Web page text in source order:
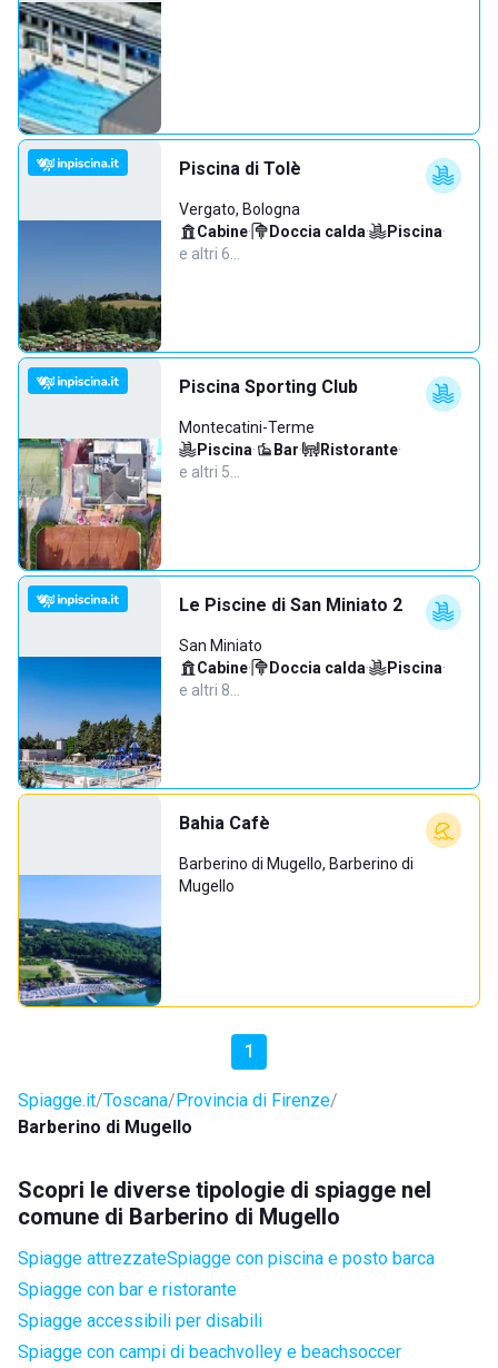
Piscina di Tolè
Vergato, Bologna
Cabine· Doccia calda· Piscina·
e altri 6…
Piscina Sporting Club
Montecatini-Terme
Piscina· Bar· Ristorante·
e altri 5…
Le Piscine di San Miniato 2
San Miniato
Cabine· Doccia calda· Piscina·
e altri 8…
Bahia Cafè
Barberino di Mugello, Barberino di
Mugello
1
Spiagge.it Toscana Provincia di Firenze
Barberino di Mugello
Scopri le diverse tipologie di spiagge nel
comune di Barberino di Mugello
Spiagge attrezzateSpiagge con piscina e posto barca
Spiagge con bar e ristorante
Spiagge accessibili per disabili
Spiagge con campi di beachvolley e beachsoccer